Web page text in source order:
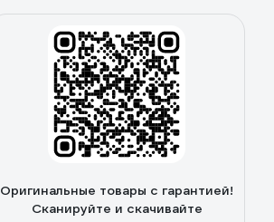
Оригинальные товары с гарантией!
Сканируйте и скачивайте